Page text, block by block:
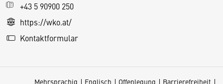
+43 5 90900 250
https://wko.at/
Kontaktformular
Mehrsprachig Englisch Offenlegung Barrierefreiheit
e
S
e